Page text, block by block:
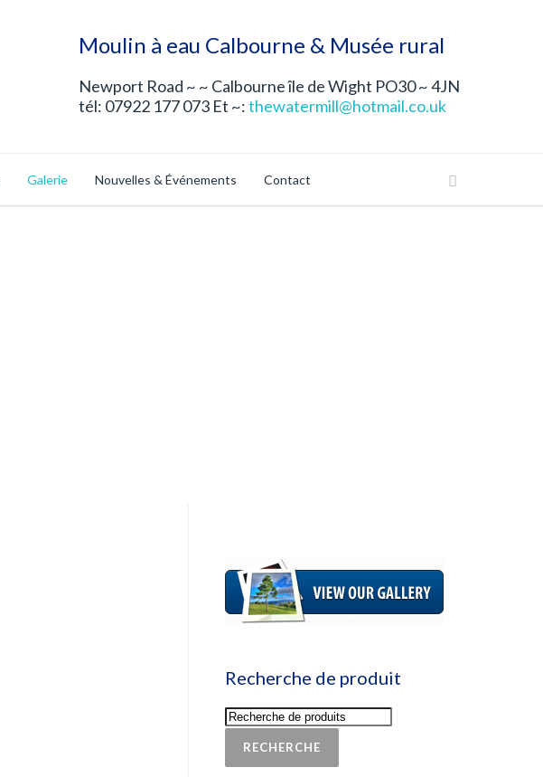
Moulin à eau Calbourne & Musée rural
Newport Road ~ ~ Calbourne île de Wight PO30 ~ 4JN
tél: 07922 177 073 Et ~:thewatermill@hotmail.co.uk
Galerie Nouvelles & Événements Contact
Recherche de produit
RECHERCHE